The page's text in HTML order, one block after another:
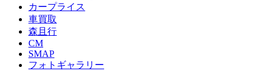
カープライス
車買取
森且行
CM
SMAP
フォトギャラリー